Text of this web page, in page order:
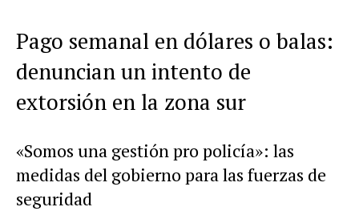
Pago semanal en dólares o balas:
denuncian un intento de
extorsión en la zona sur
«Somos una gestión pro policía»: las
medidas del gobierno para las fuerzas de
seguridad